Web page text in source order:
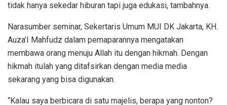
tidak hanya sekedar hiburan tapi juga edukasi, tambahnya.
Narasumber seminar, Sekertaris Umum MUI DK Jakarta, KH.
Auza’I Mahfudz dalam pemaparannya mengatakan
membawa orang menuju Allah itu dengan hikmah. Dengan
hikmah itulah yang ditafsirkan dengan media media
sekarang yang bisa digunakan.
“Kalau saya berbicara di satu majelis, berapa yang nonton?